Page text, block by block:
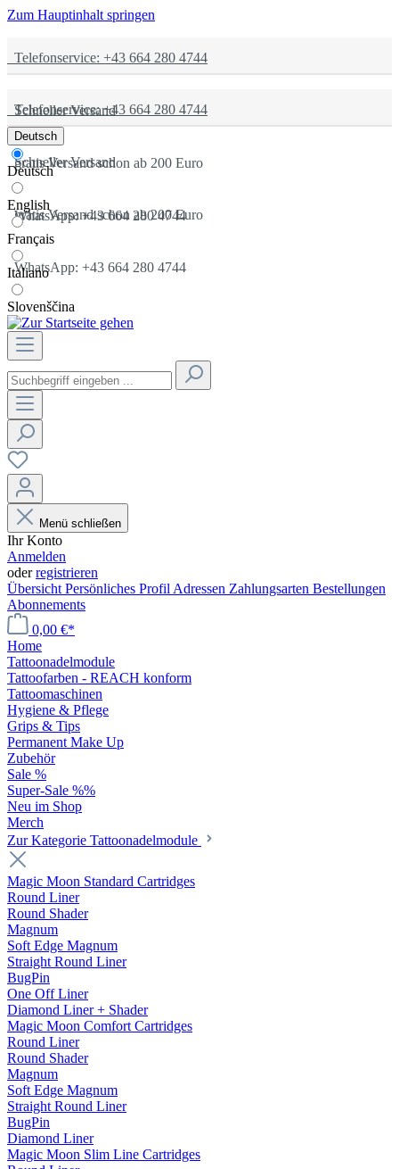
Zum Hauptinhalt springen
Telefonservice: +43 664 280 4744
Schneller Versand
gratis Versand schon ab 200 Euro
WhatsApp: +43 664 280 4744
Telefonservice: +43 664 280 4744
Schneller Versand
gratis Versand schon ab 200 Euro
WhatsApp: +43 664 280 4744
Deutsch
Deutsch
English
Français
Italiano
Slovenščina
Menü schließen
Ihr Konto
Anmelden
oderregistrieren
Übersicht Persönliches Profil Adressen Zahlungsarten Bestellungen
Abonnements
0,00 €*
Home
Tattoonadelmodule
Tattoofarben - REACH konform
Tattoomaschinen
Hygiene & Pflege
Grips & Tips
Permanent Make Up
Zubehör
Sale %
Super-Sale %%
Neu im Shop
Merch
Zur Kategorie Tattoonadelmodule
Magic Moon Standard Cartridges
Round Liner
Round Shader
Magnum
Soft Edge Magnum
Straight Round Liner
BugPin
One Off Liner
Diamond Liner + Shader
Magic Moon Comfort Cartridges
Round Liner
Round Shader
Magnum
Soft Edge Magnum
Straight Round Liner
BugPin
Diamond Liner
Magic Moon Slim Line Cartridges